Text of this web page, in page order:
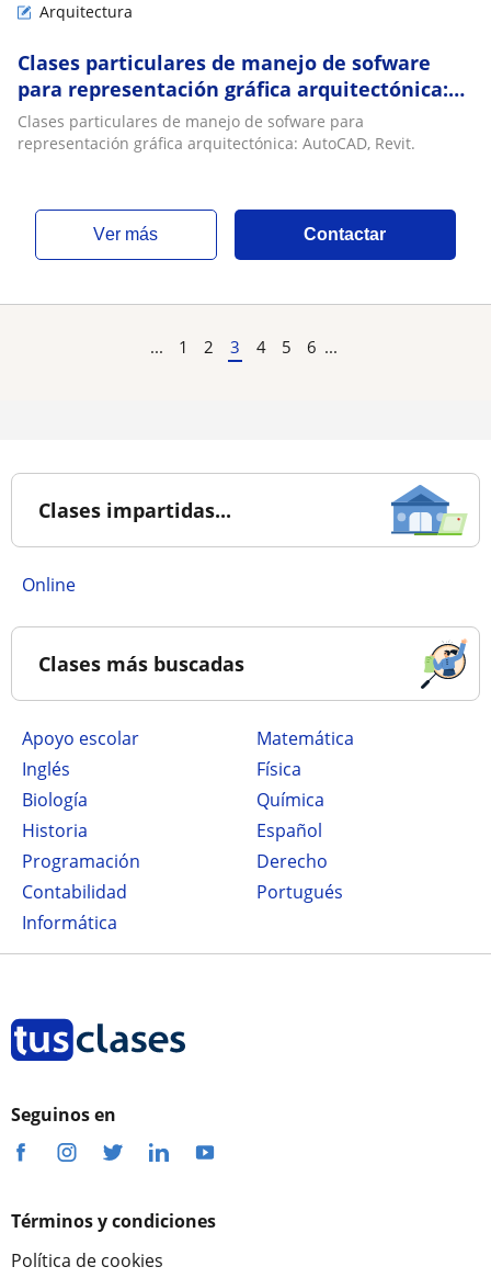
Arquitectura
Clases particulares de manejo de sofware
para representación gráfica arquitectónica:
AutoCAD, Revit
Clases particulares de manejo de sofware para
representación gráfica arquitectónica: AutoCAD, Revit.
ver más Contactar
... 1 2 3 4 5 6 ...
Clases impartidas...
online
Clases más buscadas
Apoyo escolar
Matemática
Inglés
Física
Biología
Química
Historia
Español
Programación
Derecho
Contabilidad
Portugués
Informática
Seguinos en
Términos y condiciones
Política de cookies